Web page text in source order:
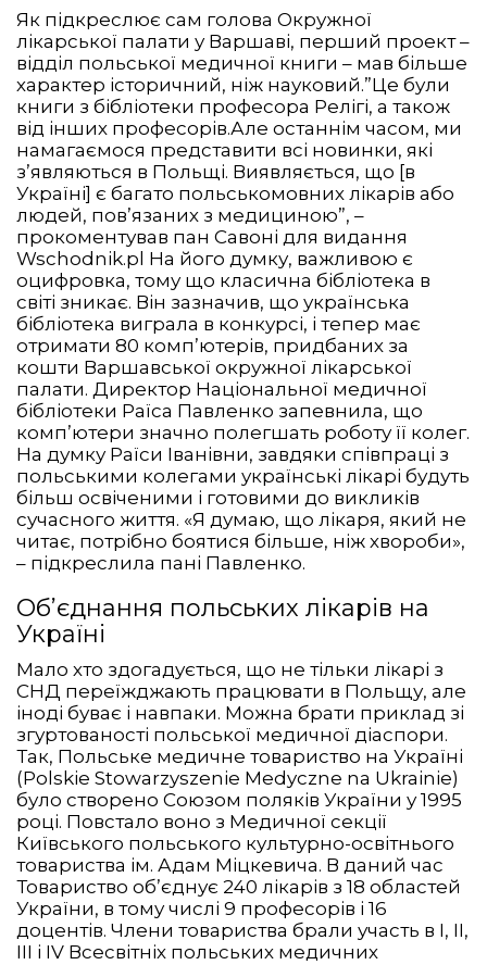
Як підкреслює сам голова Окружної
лікарської палати у Варшаві, перший проект –
відділ польської медичної книги – мав більше
характер історичний, ніж науковий.”Це були
книги з бібліотеки професора Релігі, а також
від інших професорів.Але останнім часом, ми
намагаємося представити всі новинки, які
з’являються в Польщі. Виявляється, що [в
Україні] є багато польськомовних лікарів або
людей, пов’язаних з медициною”, –
прокоментував пан Савоні для видання
Wschodnik.pl На його думку, важливою є
оцифровка, тому що класична бібліотека в
світі зникає. Він зазначив, що українська
бібліотека виграла в конкурсі, і тепер має
отримати 80 комп’ютерів, придбаних за
кошти Варшавської окружної лікарської
палати. Директор Національної медичної
бібліотеки Раїса Павленко запевнила, що
комп’ютери значно полегшать роботу її колег.
На думку Раїси Іванівни, завдяки співпраці з
польськими колегами українські лікарі будуть
більш освіченими і готовими до викликів
сучасного життя. «Я думаю, що лікаря, який не
читає, потрібно боятися більше, ніж хвороби»,
– підкреслила пані Павленко.
Об’єднання польських лікарів на
Україні
Мало хто здогадується, що не тільки лікарі з
СНД переїжджають працювати в Польщу, але
іноді буває і навпаки. Можна брати приклад зі
згуртованості польської медичної діаспори.
Так, Польське медичне товариство на Україні
(Polskie Stowarzyszenie Medyczne na Ukrainie)
було створено Союзом поляків України у 1995
році. Повстало воно з Медичної секції
Київського польського культурно-освітнього
товариства ім. Адам Міцкевича. В даний час
Товариство об’єднує 240 лікарів з 18 областей
України, в тому числі 9 професорів і 16
доцентів. Члени товариства брали участь в I, II,
III і IV Всесвітніх польських медичних